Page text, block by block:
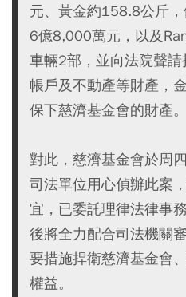
元、黃金約158.8公斤
6億8,000萬元，以及
車輛2部，並向法院聲
帳戶及不動產等財產，
保下慈濟基金會的財產。
對此，慈濟基金會於周
司法單位用心偵辦此案
宜，已委託理律法律事
後將全力配合司法機關
要措施捍衛慈濟基金會
權益。